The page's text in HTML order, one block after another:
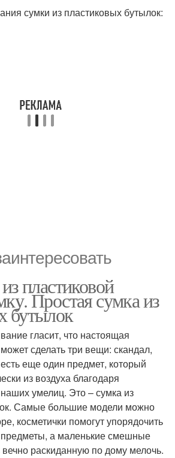
сумки из пластиковых бутылок:
пластиковой
Простая сумка из
бутылок
гласит, что настоящая
сделать три вещи: скандал,
еще один предмет, который
из воздуха благодаря
умелиц. Это – сумка из
Самые большие модели можно
косметички помогут упорядочить
а маленькие смешные
раскиданную по дому мелочь.